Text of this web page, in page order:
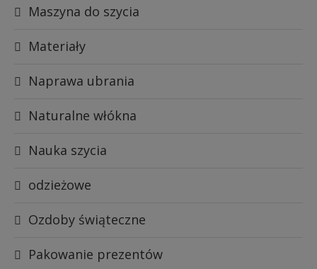
Maszyna do szycia
Materiały
Naprawa ubrania
Naturalne włókna
Nauka szycia
odzieżowe
Ozdoby świąteczne
Pakowanie prezentów